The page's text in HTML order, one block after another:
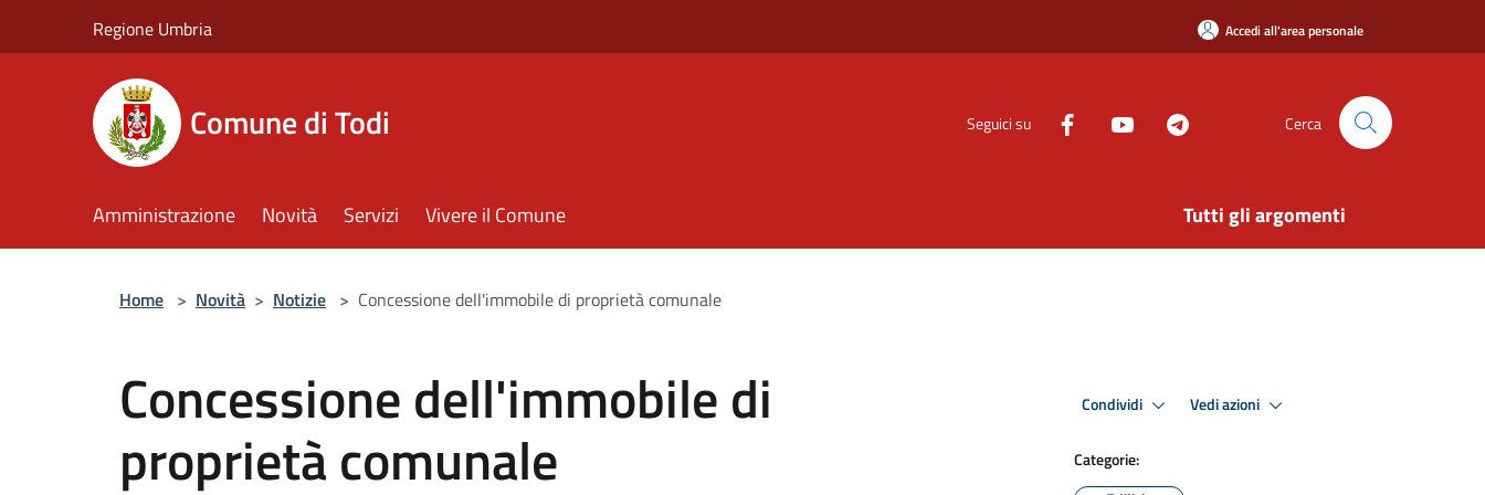
Regione Umbria Accedi all'area personale
Comune di Todi Seguici su Cerca
Amministrazione Novità Servizi Vivere il Comune Tutti gli argomenti
Home > Novità > Notizie > Concessione dell'immobile di proprietà comunale
Concessione dell'immobile di
proprietà comunale
Condividi Vedi azioni
Categorie: